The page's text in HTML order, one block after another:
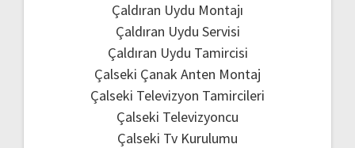
Çaldıran Uydu Montajı
Çaldıran Uydu Servisi
Çaldıran Uydu Tamircisi
Çalseki Çanak Anten Montaj
Çalseki Televizyon Tamircileri
Çalseki Televizyoncu
Çalseki Tv Kurulumu